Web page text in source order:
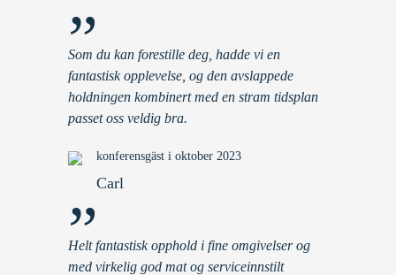
”
Som du kan forestille deg, hadde vi en
fantastisk opplevelse, og den avslappede
holdningen kombinert med en stram tidsplan
passet oss veldig bra.
konferensgäst i oktober 2023
Carl
”
Helt fantastisk opphold i fine omgivelser og
med virkelig god mat og serviceinnstilt